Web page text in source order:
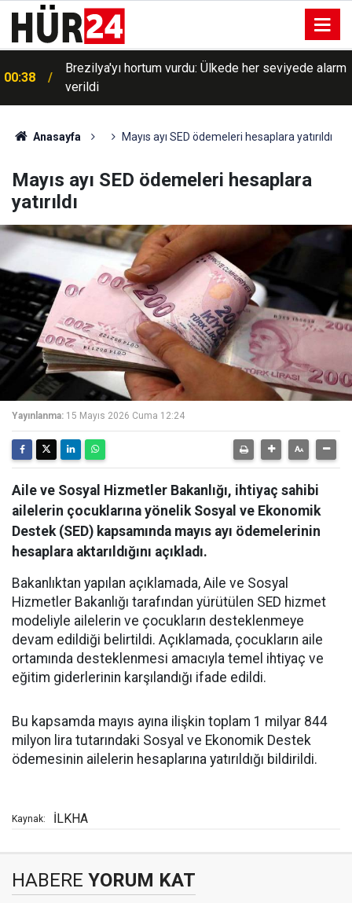
00:38
Brezilya'yı hortum vurdu: Ülkede her seviyede alarm
verildi
Anasayfa Mayıs ayı SED ödemeleri hesaplara yatırıldı
Mayıs ayı SED ödemeleri hesaplara
yatırıldı
Yayınlanma: 15 Mayıs 2026 Cuma 12:24
Aile ve Sosyal Hizmetler Bakanlığı, ihtiyaç sahibi
ailelerin çocuklarına yönelik Sosyal ve Ekonomik
Destek (SED) kapsamında mayıs ayı ödemelerinin
hesaplara aktarıldığını açıkladı.
Bakanlıktan yapılan açıklamada, Aile ve Sosyal
Hizmetler Bakanlığı tarafından yürütülen SED hizmet
modeliyle ailelerin ve çocukların desteklenmeye
devam edildiği belirtildi. Açıklamada, çocukların aile
ortamında desteklenmesi amacıyla temel ihtiyaç ve
eğitim giderlerinin karşılandığı ifade edildi.
Bu kapsamda mayıs ayına ilişkin toplam 1 milyar 844
milyon lira tutarındaki Sosyal ve Ekonomik Destek
ödemesinin ailelerin hesaplarına yatırıldığı bildirildi.
Kaynak: İLKHA
HABERE YORUM KAT